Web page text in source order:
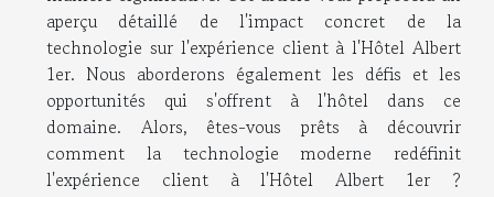
aperçu détaillé de l'impact concret de la
technologie sur l'expérience client à l'Hôtel Albert
1er. Nous aborderons également les défis et les
opportunités qui s'offrent à l'hôtel dans ce
domaine. Alors, êtes-vous prêts à découvrir
comment la technologie moderne redéfinit
l'expérience client à l'Hôtel Albert 1er ?